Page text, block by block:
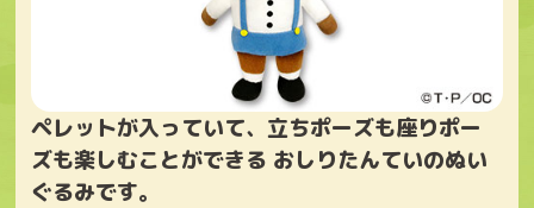
ペレットが入っていて、立ちポーズも座りポー
ズも楽しむことができる おしりたんていのぬい
ぐるみです。